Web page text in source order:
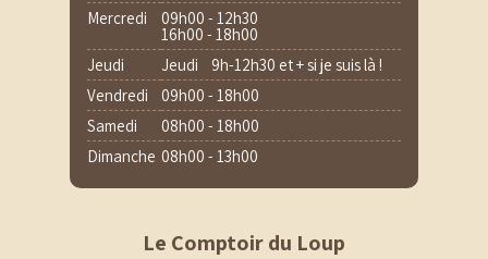
Mercredi
09h00 - 12h30
16h00 - 18h00
Jeudi
Jeudi 9h-12h30 et + si je suis là !
Vendredi
09h00 - 18h00
Samedi
08h00 - 18h00
Dimanche 08h00 - 13h00
Le Comptoir du Loup